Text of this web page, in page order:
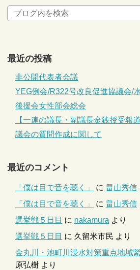
最近の投稿
非公開代表者会議
YEG例会/R322号改良促進協議会/
後援会女性部会総会
【一連の議長・副議長金銭授受報
議会の質問作成に関して
最近のコメント
「僕は目で音を聴く」 に 畠山秀信
「僕は目で音を聴く」
に 畠山秀信
選挙戦５日目 に nakamura より
選挙戦５日目 に 久留米市民 より
金丸川・池町川浸水対策重点地域
原弘樹 より